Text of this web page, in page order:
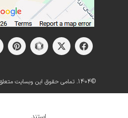
©1404. تمامی حقوق این وبسایت متعلق به شرکت زد دیزاین است.